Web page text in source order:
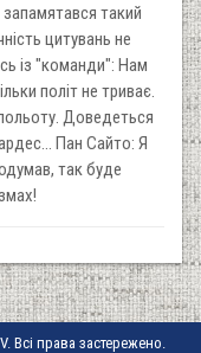
такий
цитувань не
із "команди": Нам
політ не триває.
Доведеться
Пан Сайто: Я
так буде
права застережено.